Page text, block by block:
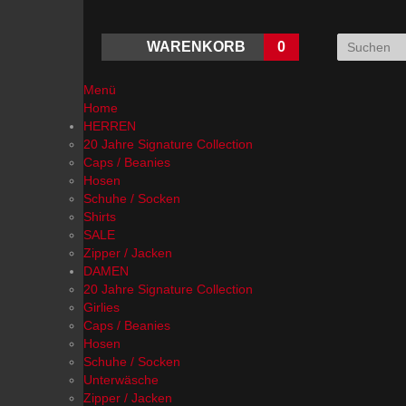
WARENKORB 0
Menü
Home
HERREN
20 Jahre Signature Collection
Caps / Beanies
Hosen
Schuhe / Socken
Shirts
SALE
Zipper / Jacken
DAMEN
20 Jahre Signature Collection
Girlies
Caps / Beanies
Hosen
Schuhe / Socken
Unterwäsche
Zipper / Jacken